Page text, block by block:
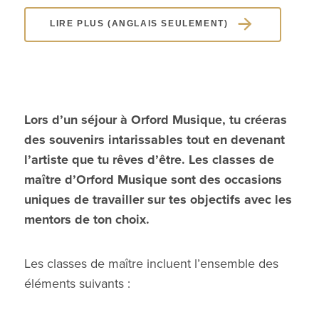
LIRE PLUS (ANGLAIS SEULEMENT)
Lors d’un séjour à Orford Musique, tu créeras
des souvenirs intarissables tout en devenant
l’artiste que tu rêves d’être. Les classes de
maître d’Orford Musique sont des occasions
uniques de travailler sur tes objectifs avec les
mentors de ton choix.
Les classes de maître incluent l’ensemble des
éléments suivants :